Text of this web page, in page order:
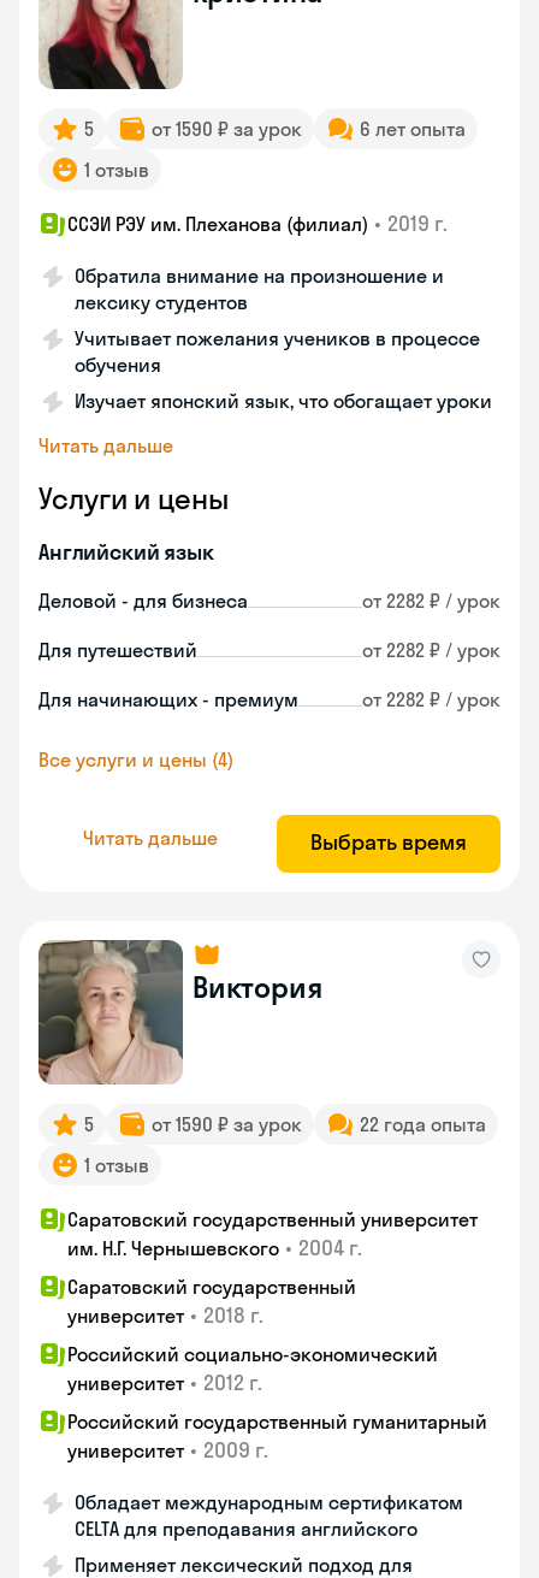
5 от 1590 ₽ за урок
6 лет опыта
1 отзыв
ССЭИ РЭУ им. Плеханова (филиал) • 2019 г.
Обратила внимание на произношение и
лексику студентов
Учитывает пожелания учеников в процессе
обучения
Изучает японский язык, что обогащает уроки
Читать дальше
Услуги и цены
Английский язык
Деловой - для бизнеса от 2282 ₽ / урок
Для путешествий от 2282 ₽ / урок
Для начинающих - премиум от 2282 ₽ / урок
Все услуги и цены (4)
Читать дальше Выбрать время
Виктория
5 от 1590 ₽ за урок
22 года опыта
1 отзыв
Саратовский государственный университет
им. Н.Г. Чернышевского • 2004 г.
Саратовский государственный
университет • 2018 г.
Российский социально-экономический
университет • 2012 г.
Российский государственный гуманитарный
университет • 2009 г.
Обладает международным сертификатом
CELTA для преподавания английского
Применяет лексический подход для